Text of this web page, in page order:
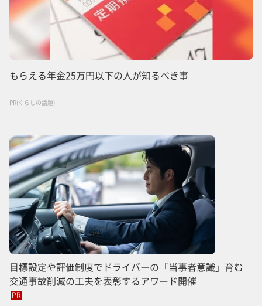
もらえる年金25万円以下の人が知るべき事
PR(くらしの話題)
目標設定や評価制度でドライバーの「当事者意識」育む
交通事故削減の工夫を表彰するアワード開催
PR